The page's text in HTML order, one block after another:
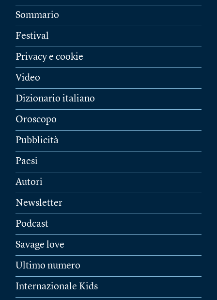
Sommario
Festival
Privacy e cookie
Video
Dizionario italiano
Oroscopo
Pubblicità
Paesi
Autori
Newsletter
Podcast
Savage love
Ultimo numero
Internazionale Kids